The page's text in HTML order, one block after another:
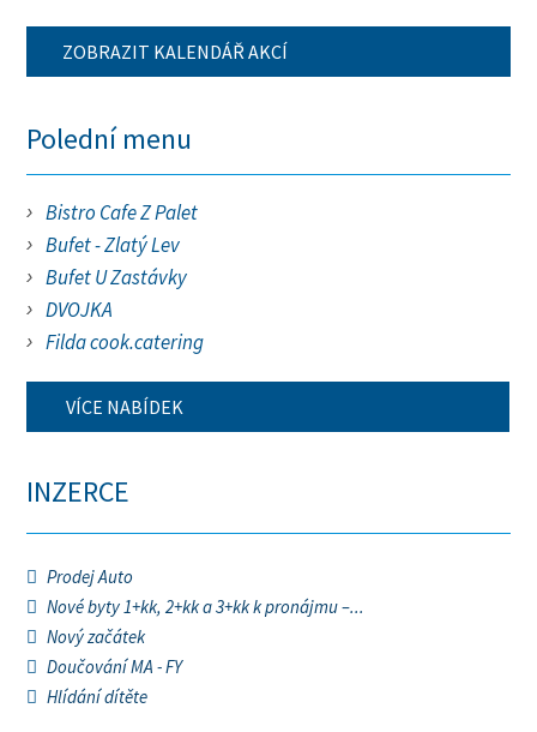
ZOBRAZIT KALENDÁŘ AKCÍ
Polední menu
Bistro Cafe Z Palet
Bufet - Zlatý Lev
Bufet U Zastávky
DVOJKA
Filda cook.catering
VÍCE NABÍDEK
INZERCE
Prodej Auto
Nové byty 1+kk, 2+kk a 3+kk k pronájmu –...
Nový začátek
Doučování MA - FY
Hlídání dítěte